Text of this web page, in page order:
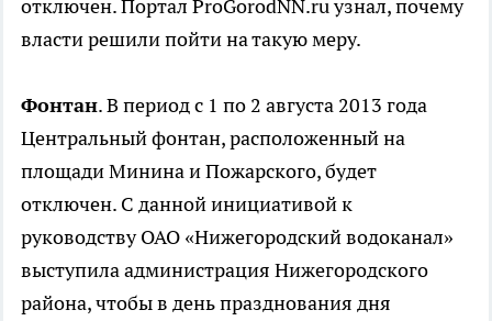
отключен. Портал ProGorodNN.ru узнал, почему
власти решили пойти на такую меру.
Фонтан. В период с 1 по 2 августа 2013 года
Центральный фонтан, расположенный на
площади Минина и Пожарского, будет
отключен. С данной инициативой к
руководству ОАО «Нижегородский водоканал»
выступила администрация Нижегородского
района, чтобы в день празднования дня